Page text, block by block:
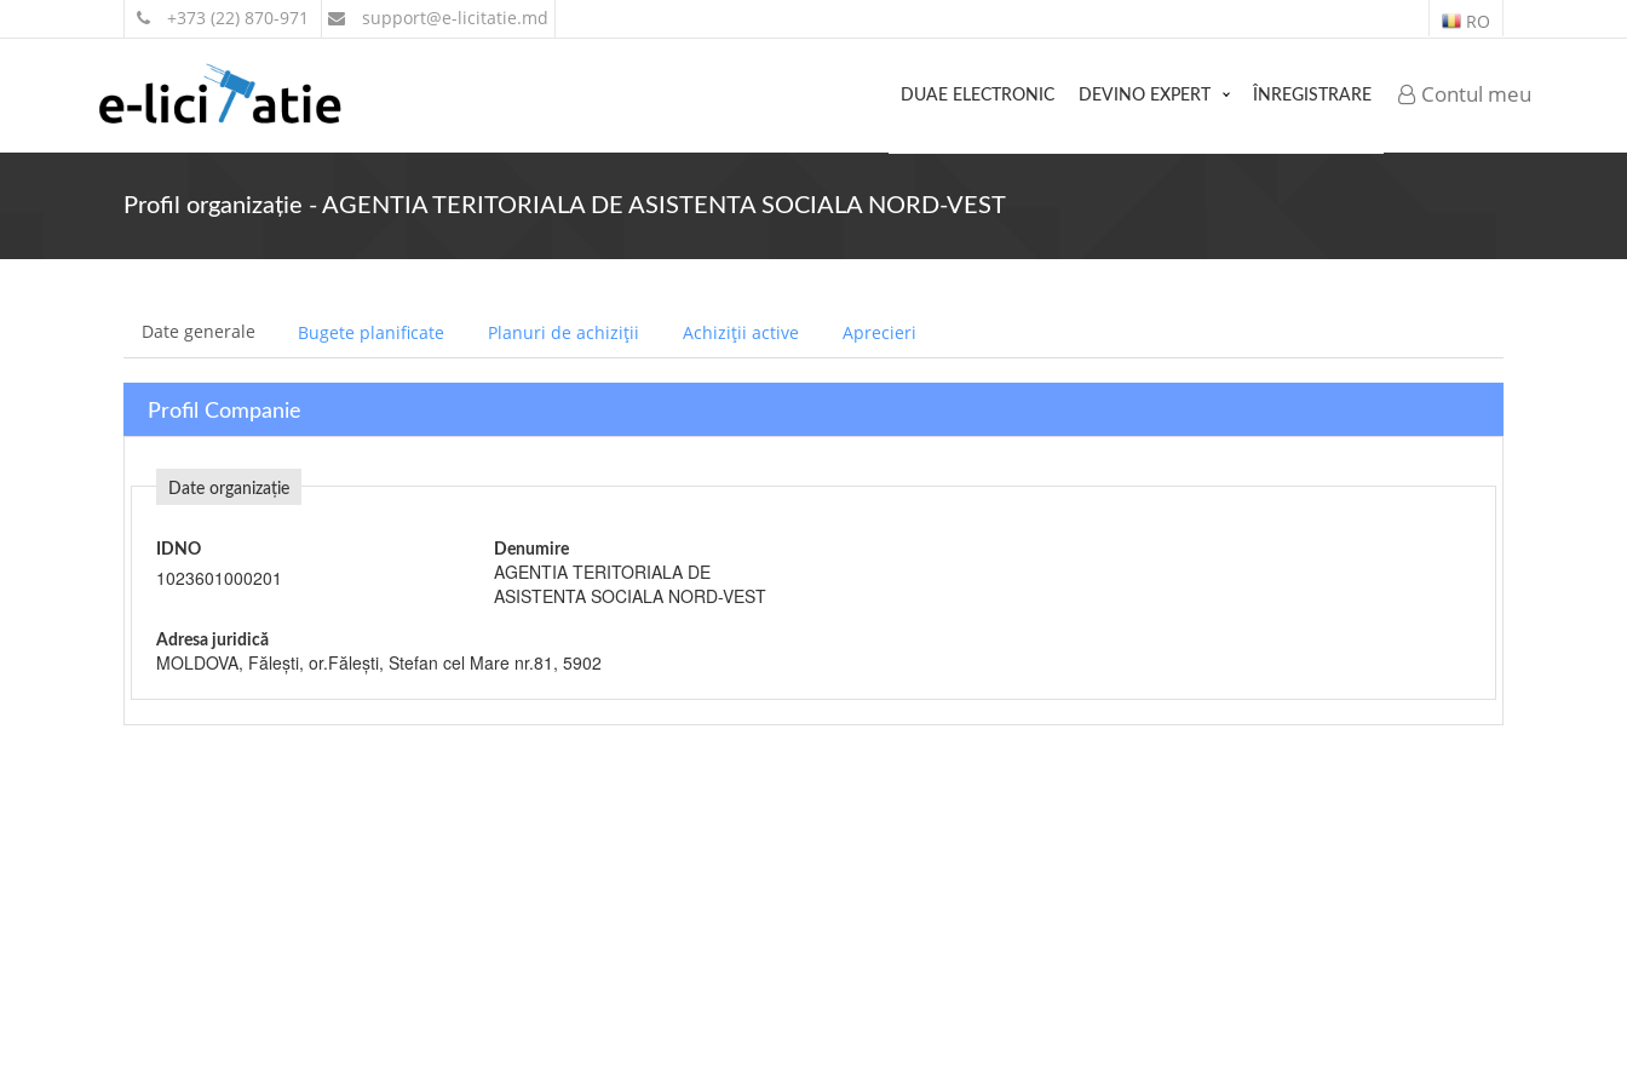
+373 (22) 870-971 support@e-licitatie.md RO
Contul meu
DUAE ELECTRONIC DEVINO EXPERT ÎNREGISTRARE
Profil organizație - AGENTIA TERITORIALA DE ASISTENTA SOCIALA NORD-VEST
Date generale Bugete planificate Planuri de achiziții Achiziții active Aprecieri
Profil Companie
Date organizație
IDNO
1023601000201
Denumire
AGENTIA TERITORIALA DE
ASISTENTA SOCIALA NORD-VEST
Adresa juridică
MOLDOVA, Făleşti, or.Făleşti, Stefan cel Mare nr.81, 5902